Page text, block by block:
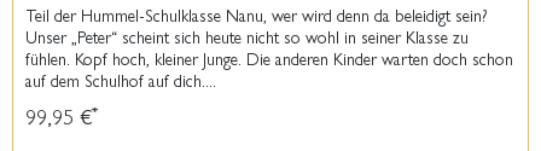
Teil der Hummel-Schulklasse Nanu, wer wird denn da beleidigt sein?
Unser „Peter“ scheint sich heute nicht so wohl in seiner Klasse zu
fühlen. Kopf hoch, kleiner Junge. Die anderen Kinder warten doch schon
auf dem Schulhof auf dich....
99,95 €*